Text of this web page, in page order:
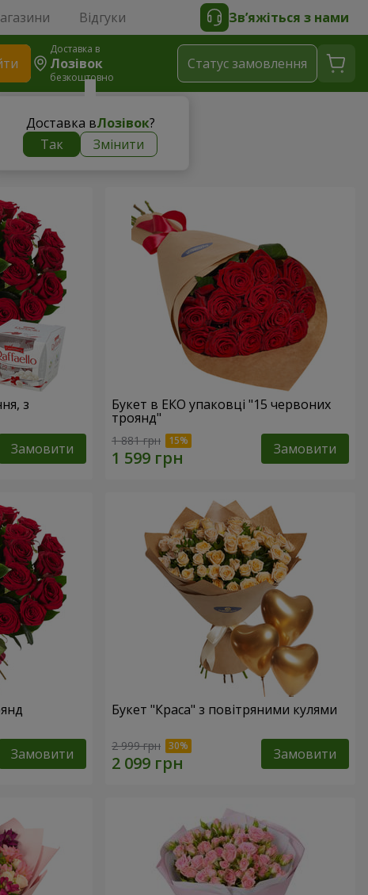
Відгуки Зв’яжіться з нами
Доставка в
Лозівок
безкоштовно
Доставка вЛозівок?
Так
Змінити
Статус замовлення
з
Замовити
Букет в ЕКО упаковці "15 червоних
троянд"
1 881 грн Замовити
Замовити
Букет "Краса" з повітряними кулями
2 999 грн Замовити